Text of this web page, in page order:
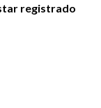
registrado